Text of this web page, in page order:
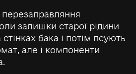
залишки старої рідини
бака і потім псують
але і компоненти